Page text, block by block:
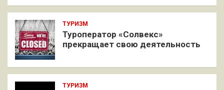
ТУРИЗМ
Туроператор «Солвекс»
прекращает свою деятельность
ТУРИЗМ